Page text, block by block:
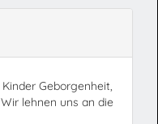
Geborgenheit,
lehnen uns an die